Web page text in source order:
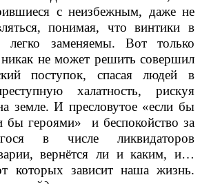
с неизбежным, даже не
понимая, что винтики в
легко заменяемы. Вот только
не может решить совершил
поступок, спасая людей в
халатность, рискуя
земле. И пресловутое «если бы
героями» и беспокойство за
в числе ликвидаторов
вернётся ли и каким, и…
которых зависит наша жизнь.